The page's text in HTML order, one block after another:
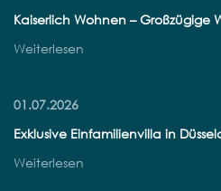
Kaiserlich Wohnen – Großzügige
Weiterlesen
01.07.2026
Exklusive Einfamilienvilla in
Weiterlesen